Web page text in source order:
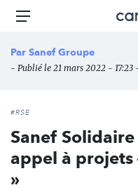
Aller
principal
des
Menu
Par Sanef Groupe
- Publié le 21 mars 2022 - 17:23
#RSE
Sanef
appel à projets
»